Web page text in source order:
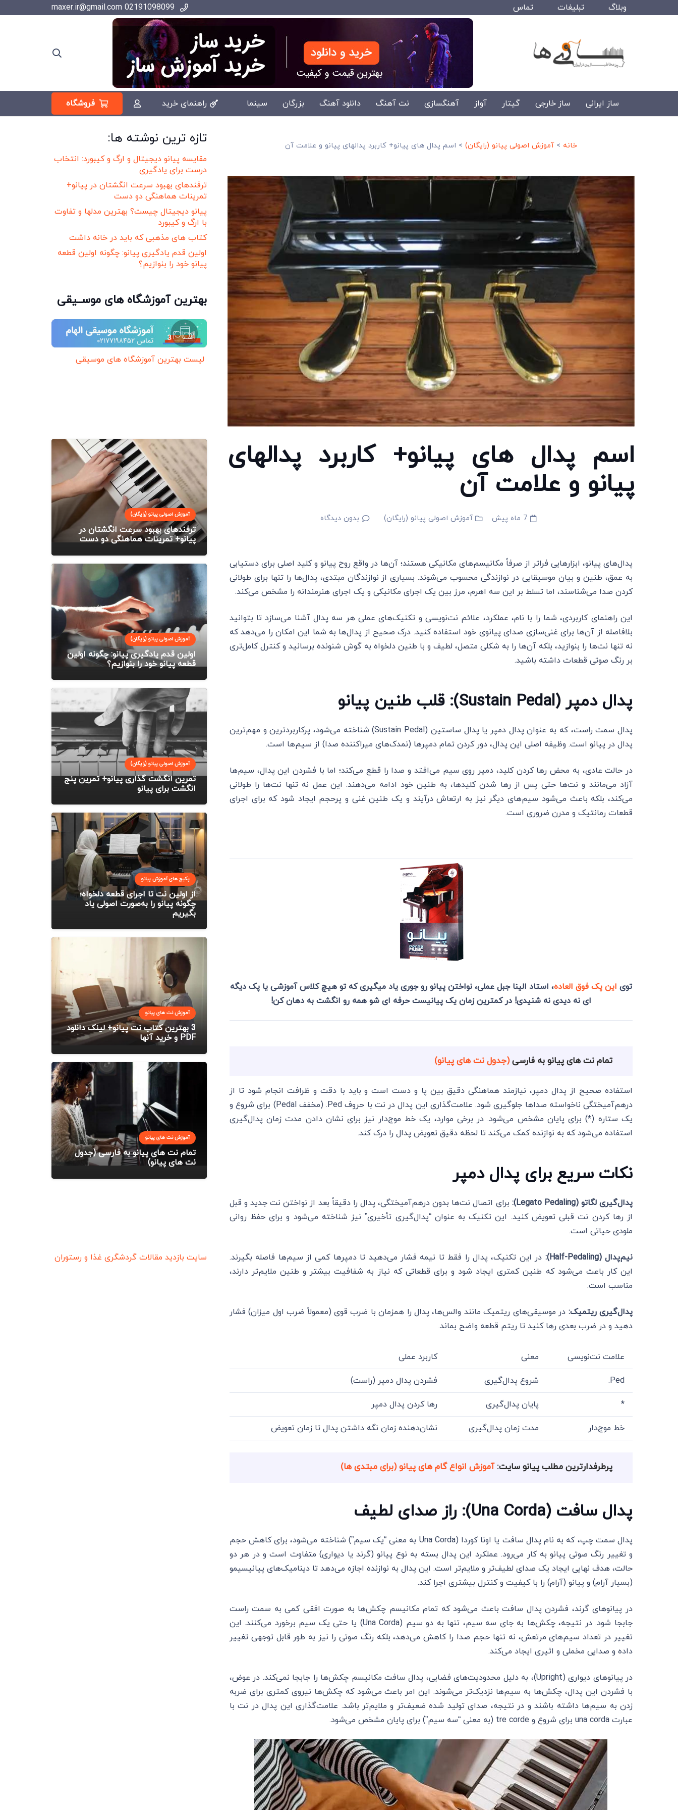
وبلاگ تبلیغات تماس
ساز ایرانی ساز خارجی گیتار آواز آهنگسازی نت آهنگ دانلود آهنگ بزرگان سینما راهنمای خرید فروشگاه
خانه >آموزش اصولی پیانو (رایگان) > اسم پدال های پیانو+ کاربرد پدالهای پیانو و علامت آن
اسم پدال های پیانو+ کاربرد پدالهای
پیانو و علامت آن
7 ماه پیش آموزش اصولی پیانو (رایگان) بدون دیدگاه
پدال‌های پیانو، ابزارهایی فراتر از صرفاً مکانیسم‌های مکانیکی هستند؛ آن‌ها در واقع روح پیانو و کلید اصلی برای دستیابی
به عمق، طنین و بیان موسیقایی در نوازندگی محسوب می‌شوند. بسیاری از نوازندگان مبتدی، پدال‌ها را تنها برای طولانی
کردن صدا می‌شناسند، اما تسلط بر این سه اهرم، مرز بین یک اجرای مکانیکی و یک اجرای هنرمندانه را مشخص می‌کند.
این راهنمای کاربردی، شما را با نام، عملکرد، علائم نت‌نویسی و تکنیک‌های عملی هر سه پدال آشنا می‌سازد تا بتوانید
بلافاصله از آن‌ها برای غنی‌سازی صدای پیانوی خود استفاده کنید. درک صحیح از پدال‌ها به شما این امکان را می‌دهد که
نه تنها نت‌ها را بنوازید، بلکه آن‌ها را به شکلی متصل، لطیف و با طنین دلخواه به گوش شنونده برسانید و کنترل کامل‌تری
بر رنگ صوتی قطعات داشته باشید.
پدال دمپر (Sustain Pedal): قلب طنین پیانو
پدال سمت راست، که به عنوان پدال دمپر یا پدال ساستین (Sustain Pedal) شناخته می‌شود، پرکاربردترین و مهم‌ترین
پدال در پیانو است. وظیفه اصلی این پدال، دور کردن تمام دمپرها (نمدک‌های میراکننده صدا) از سیم‌ها است.
در حالت عادی، به محض رها کردن کلید، دمپر روی سیم می‌افتد و صدا را قطع می‌کند؛ اما با فشردن این پدال، سیم‌ها
آزاد می‌مانند و نت‌ها حتی پس از رها شدن کلیدها، به طنین خود ادامه می‌دهند. این عمل نه تنها نت‌ها را طولانی
می‌کند، بلکه باعث می‌شود سیم‌های دیگر نیز به ارتعاش درآیند و یک طنین غنی و پرحجم ایجاد شود که برای اجرای
قطعات رمانتیک و مدرن ضروری است.
توی این پک فوق العاده، استاد الینا جبل عملی، نواختن پیانو رو جوری یاد میگیری که تو هیچ کلاس آموزشی یا پک دیگه
ای نه دیدی نه شنیدی! در کمترین زمان یک پیانیست حرفه ای شو همه رو انگشت به دهان کن!
تمام نت های پیانو به فارسی(جدول نت های پیانو)
استفاده صحیح از پدال دمپر، نیازمند هماهنگی دقیق بین پا و دست است و باید با دقت و ظرافت انجام شود تا از
درهم‌آمیختگی ناخواسته صداها جلوگیری شود. علامت‌گذاری این پدال در نت با حروف Ped. (مخفف Pedal) برای شروع و
یک ستاره (*) برای پایان مشخص می‌شود. در برخی موارد، یک خط موج‌دار نیز برای نشان دادن مدت زمان پدال‌گیری
استفاده می‌شود که به نوازنده کمک می‌کند تا لحظه دقیق تعویض پدال را درک کند.
نکات سریع برای پدال دمپر
پدال‌گیری لگاتو (Legato Pedaling):
برای اتصال نت‌ها بدون درهم‌آمیختگی، پدال را دقیقاً بعد از نواختن نت جدید و قبل
از رها کردن نت قبلی تعویض کنید. این تکنیک به عنوان “پدال‌گیری تأخیری” نیز شناخته می‌شود و برای حفظ روانی
ملودی حیاتی است.
نیم‌پدال (Half-Pedaling):
در این تکنیک، پدال را فقط تا نیمه فشار می‌دهید تا دمپرها کمی از سیم‌ها فاصله بگیرند.
این کار باعث می‌شود که طنین کمتری ایجاد شود و برای قطعاتی که نیاز به شفافیت بیشتر و طنین ملایم‌تر دارند،
مناسب است.
پدال‌گیری ریتمیک: در موسیقی‌های ریتمیک مانند والس‌ها، پدال را همزمان با ضرب قوی (معمولاً ضرب اول میزان) فشار
دهید و در ضرب بعدی رها کنید تا ریتم قطعه واضح بماند.
علامت نت‌نویسی معنی کاربرد عملی
Ped. شروع پدال‌گیری فشردن پدال دمپر (راست)
* پایان پدال‌گیری رها کردن پدال دمپر
خط موج‌دار مدت زمان پدال‌گیری نشان‌دهنده زمان نگه داشتن پدال تا زمان تعویض
پرطرفدارترین مطلب پیانو سایت:آموزش انواع گام های پیانو (برای مبتدی ها)
پدال سافت (Una Corda): راز صدای لطیف
پدال سمت چپ، که به نام پدال سافت یا اونا کوردا (Una Corda به معنی “یک سیم”) شناخته می‌شود، برای کاهش حجم
و تغییر رنگ صوتی پیانو به کار می‌رود. عملکرد این پدال بسته به نوع پیانو (گرند یا دیواری) متفاوت است و در هر دو
حالت، هدف نهایی ایجاد یک صدای لطیف‌تر و ملایم‌تر است. این پدال به نوازنده اجازه می‌دهد تا دینامیک‌های پیانیسیمو
(بسیار آرام) و پیانو (آرام) را با کیفیت و کنترل بیشتری اجرا کند.
در پیانوهای گرند، فشردن پدال سافت باعث می‌شود که تمام مکانیسم چکش‌ها به صورت افقی کمی به سمت راست
جابجا شود. در نتیجه، چکش‌ها به جای سه سیم، تنها به دو سیم (Una Corda) یا حتی یک سیم برخورد می‌کنند. این
تغییر در تعداد سیم‌های مرتعش، نه تنها حجم صدا را کاهش می‌دهد، بلکه رنگ صوتی را نیز به طور قابل توجهی تغییر
داده و صدایی مخملی و اثیری ایجاد می‌کند.
در پیانوهای دیواری (Upright)، به دلیل محدودیت‌های فضایی، پدال سافت مکانیسم چکش‌ها را جابجا نمی‌کند. در عوض،
با فشردن این پدال، چکش‌ها به سیم‌ها نزدیک‌تر می‌شوند. این امر باعث می‌شود که چکش‌ها نیروی کمتری برای ضربه
زدن به سیم‌ها داشته باشند و در نتیجه، صدای تولید شده ضعیف‌تر و ملایم‌تر باشد. علامت‌گذاری این پدال در نت با
عبارت una corda برای شروع و tre corde (به معنی “سه سیم”) برای پایان مشخص می‌شود.
تازه ترین نوشته ها:
مقایسه پیانو دیجیتال و ارگ و کیبورد: انتخاب
درست برای یادگیری
ترفندهای بهبود سرعت انگشتان در پیانو+
تمرینات هماهنگی دو دست
پیانو دیجیتال چیست؟ بهترین مدلها و تفاوت
با ارگ و کیبورد
کتاب های مذهبی که باید در خانه داشت
اولین قدم یادگیری پیانو: چگونه اولین قطعه
پیانو خود را بنوازیم؟
بهترین آموزشگاه های موســیقی
لیست بهترین آموزشگاه های موسیقی
آموزش اصولی پیانو (رایگان)
ترفندهای بهبود سرعت انگشتان در
پیانو+ تمرینات هماهنگی دو دست
آموزش اصولی پیانو (رایگان)
اولین قدم یادگیری پیانو: چگونه اولین
قطعه پیانو خود را بنوازیم؟
آموزش اصولی پیانو (رایگان)
تمرین انگشت گذاری پیانو+ تمرین پنج
انگشت برای پیانو
پکیج های آموزش پیانو
از اولین نت تا اجرای قطعه دلخواه؛
چگونه پیانو را به‌صورت اصولی یاد
بگیریم
آموزش نت های پیانو
3 بهترین کتاب نت پیانو+ لینک دانلود
PDF و خرید آنها
آموزش نت های پیانو
تمام نت های پیانو به فارسی (جدول
نت های پیانو)
سایت بازدید مقالات گردشگری غذا و رستوران